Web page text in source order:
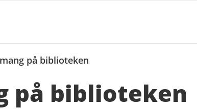
på biblioteken
på biblioteken